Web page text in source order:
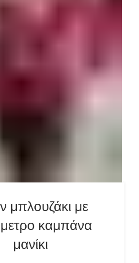
μπλουζάκι με
καμπάνα
μανίκι